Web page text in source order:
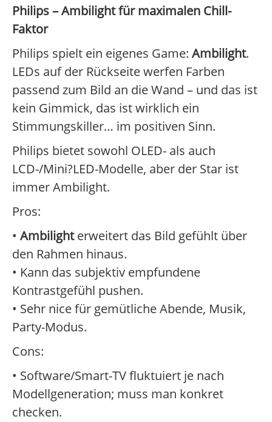
Philips – Ambilight für maximalen Chill-
Faktor
Philips spielt ein eigenes Game: Ambilight.
LEDs auf der Rückseite werfen Farben
passend zum Bild an die Wand – und das ist
kein Gimmick, das ist wirklich ein
Stimmungskiller… im positiven Sinn.
Philips bietet sowohl OLED- als auch
LCD-/Mini?LED-Modelle, aber der Star ist
immer Ambilight.
Pros:
• Ambilighterweitert das Bild gefühlt über
den Rahmen hinaus.
• Kann das subjektiv empfundene
Kontrastgefühl pushen.
• Sehr nice für gemütliche Abende, Musik,
Party-Modus.
Cons:
• Software/Smart-TV fluktuiert je nach
Modellgeneration; muss man konkret
checken.